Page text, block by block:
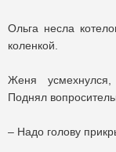
Ольга несла
коленкой.
Женя усмехнулся,
Поднял
– Надо голову